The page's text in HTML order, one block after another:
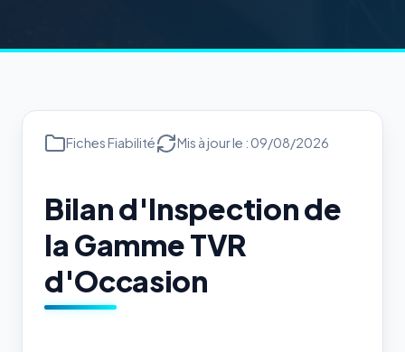
Fiches Fiabilité Mis à jour le : 09/08/2026
Bilan d'Inspection de
la Gamme TVR
d'Occasion